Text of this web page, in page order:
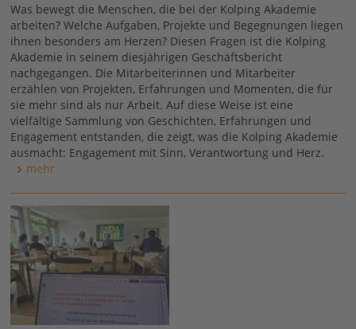
Was bewegt die Menschen, die bei der Kolping Akademie
arbeiten? Welche Aufgaben, Projekte und Begegnungen liegen
ihnen besonders am Herzen? Diesen Fragen ist die Kolping
Akademie in seinem diesjährigen Geschäftsbericht
nachgegangen. Die Mitarbeiterinnen und Mitarbeiter
erzählen von Projekten, Erfahrungen und Momenten, die für
sie mehr sind als nur Arbeit. Auf diese Weise ist eine
vielfältige Sammlung von Geschichten, Erfahrungen und
Engagement entstanden, die zeigt, was die Kolping Akademie
ausmacht: Engagement mit Sinn, Verantwortung und Herz.
mehr